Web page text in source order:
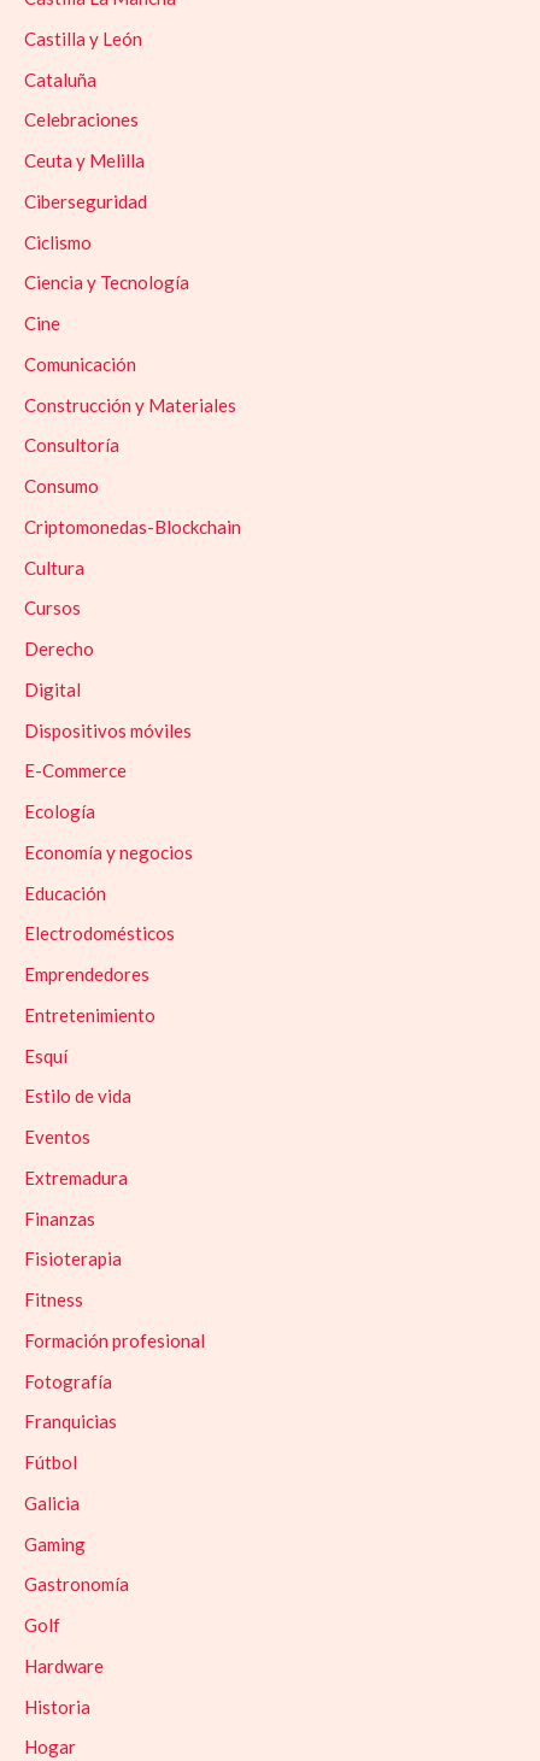
Castilla y León
Cataluña
Celebraciones
Ceuta y Melilla
Ciberseguridad
Ciclismo
Ciencia y Tecnología
Cine
Comunicación
Construcción y Materiales
Consultoría
Consumo
Criptomonedas-Blockchain
Cultura
Cursos
Derecho
Digital
Dispositivos móviles
E-Commerce
Ecología
Economía y negocios
Educación
Electrodomésticos
Emprendedores
Entretenimiento
Esquí
Estilo de vida
Eventos
Extremadura
Finanzas
Fisioterapia
Fitness
Formación profesional
Fotografía
Franquicias
Fútbol
Galicia
Gaming
Gastronomía
Golf
Hardware
Historia
Hogar